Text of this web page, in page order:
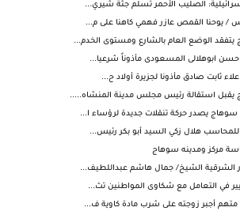
الصليب الأحمر تسلم جثة شيري...
/ يوحنا القمص عازر فهمي كاهنا على م...
الوضع العام بالشارع ومستوى الخدم...
حسن ابوهلالى المسعودى مأذوناً شرعيا...
ثابت صادق مأذونا لجزيرة أولاد ح...
استقالة رئيس مجلس مدينة المنشاه.....
يصدر حركة تنقلات جديدة لرؤساء ا...
للمحاسب هلال زكي السيد أبو بكر رئيس...
مركز ومدينه سوهاج
الشرقية الشيخ/ جمال هاشم عبداللطيف...
في التعامل مع شكاوى المواطنين تث...
متهم أجبر زوجته على شرب مادة كاوية ف...